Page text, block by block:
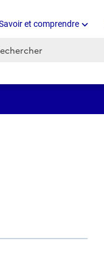
et comprendre
par mots clés